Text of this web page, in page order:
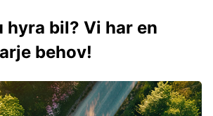
hyra bil? Vi har en
behov!